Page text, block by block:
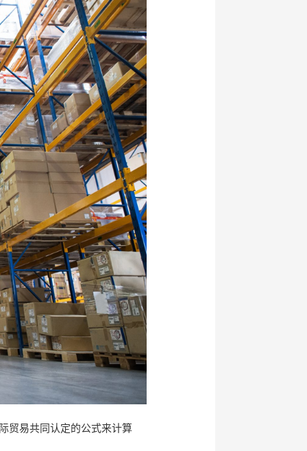
贸易共同认定的公式来计算